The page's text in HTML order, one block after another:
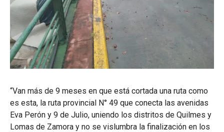
“Van más de 9 meses en que está cortada una ruta como
es esta, la ruta provincial N° 49 que conecta las avenidas
Eva Perón y 9 de Julio, uniendo los distritos de Quilmes y
Lomas de Zamora y no se vislumbra la finalización en los